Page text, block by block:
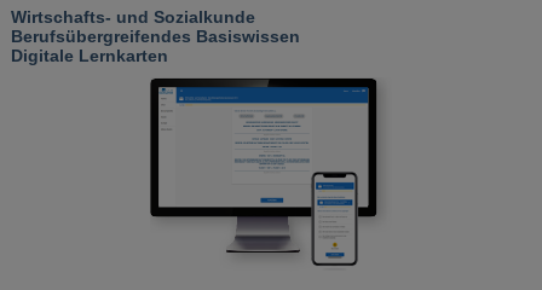
Wirtschafts- und Sozialkunde
Berufsübergreifendes Basiswissen
Digitale Lernkarten